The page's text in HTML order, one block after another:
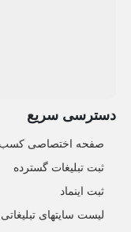
دسترسی سریع
صفحه اختصاصی کسب
ثبت تبلیغات گسترده
ثبت اینماد
لیست سایتهای تبلیغاتی